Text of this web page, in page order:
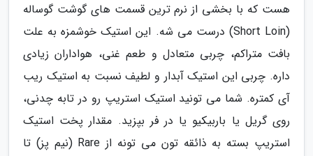
هست که با بخشی از نرم ترین قسمت های گوشت گوساله
(Short Loin) درست می شه. این استیک خوشمزه به علت
بافت متراکم، چربی متعادل و طعم غنی، هواداران زیادی
داره. چربی این استیک آبدار و لطیف نسبت به استیک ریب
آی کمتره. شما می تونید استیک استریپ رو در تابه چدنی،
روی گریل یا باربیکیو یا در فر بپزید. مقدار پخت استیک
استریپ بسته به ذائقه تون می تونه از Rare (نیم پز) تا